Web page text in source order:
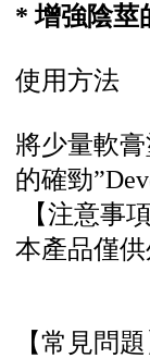
* 增強陰莖
使用方法
將少量軟
的確勁
【注意事
本產品僅
【常見問題